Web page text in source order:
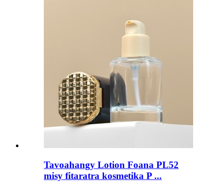
Tavoahangy Lotion Foana PL52
misy fitaratra kosmetika P ...